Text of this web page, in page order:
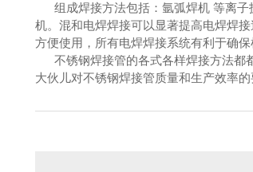
组成焊接方法包括：氩弧焊机 等离子
机。混和电焊焊接可以显著提高电焊焊
方便使用，所有电焊焊接系统有利于确
不锈钢焊接管的各式各样焊接方法都
大伙儿对不锈钢焊接管质量和生产效率